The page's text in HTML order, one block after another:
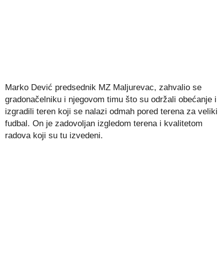
Marko Dević predsednik MZ Maljurevac, zahvalio se
gradonačelniku i njegovom timu što su održali obećanje i
izgradili teren koji se nalazi odmah pored terena za veliki
fudbal. On je zadovoljan izgledom terena i kvalitetom
radova koji su tu izvedeni.